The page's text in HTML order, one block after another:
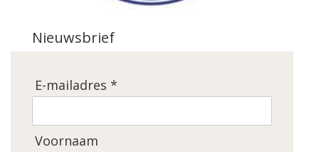
Nieuwsbrief
E-mailadres *
Voornaam